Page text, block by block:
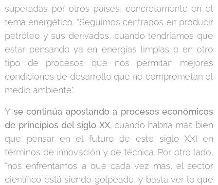
superadas por otros países, concretamente en el
tema energético. "Seguimos centrados en producir
petróleo y sus derivados, cuando tendríamos que
estar pensando ya en energías limpias o en otro
tipo de procesos que nos permitan mejores
condiciones de desarrollo que no comprometan el
medio ambiente".
Y se continúa apostando a procesos económicos
de principios del siglo XX, cuando habría más bien
que pensar en el futuro de este siglo XXI en
términos de innovación y de técnica. Por otro lado,
"nos enfrentamos a que cada vez más, el sector
científico está siendo golpeado, y basta ver lo que